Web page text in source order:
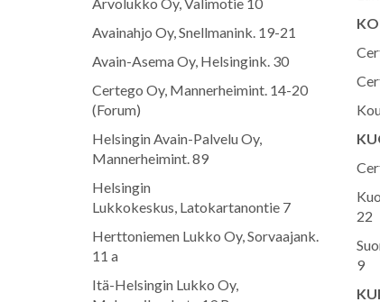
Avainahjo Oy, Snellmanink. 19-21
Avain-Asema Oy, Helsingink. 30
Certego Oy, Mannerheimint. 14-20
(Forum)
Helsingin Avain-Palvelu Oy,
Mannerheimint. 89
Helsingin
Lukkokeskus, Latokartanontie 7
Herttoniemen Lukko Oy, Sorvaajank.
11 a
Itä-Helsingin Lukko Oy,
22
9